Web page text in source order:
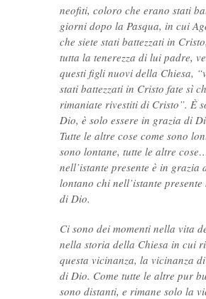
neofiti, coloro che erano stati
giorni dopo la Pasqua, in cui
che siete stati battezzati in
tutta la tenerezza di lui padre,
questi figli nuovi della Chiesa,
stati battezzati in Cristo fate sì
rimaniate rivestiti di Cristo”. È
Dio, è solo essere in grazia di
Tutte le altre cose come sono
sono lontane, tutte le altre
nell’istante presente è in grazia
lontano chi nell’istante
di Dio.
Ci sono dei momenti nella vita
nella storia della Chiesa in cui
questa vicinanza, la vicinanza
di Dio. Come tutte le altre pur
sono distanti, e rimane solo la